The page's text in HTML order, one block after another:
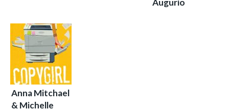
Augurio
Anna Mitchael
& Michelle